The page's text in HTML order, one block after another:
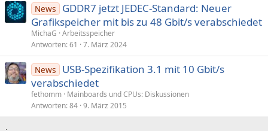
News
GDDR7 jetzt JEDEC-Standard: Neuer
Grafikspeicher mit bis zu 48 Gbit/s verabschiedet
MichaG Arbeitsspeicher
Antworten 61 7. März 2024
News
USB-Spezifikation 3.1 mit 10 Gbit/s
verabschiedet
fethomm Mainboards und CPUs: Diskussionen
Antworten 84 9. März 2015